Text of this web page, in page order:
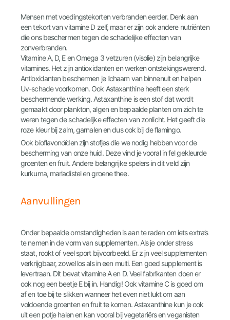
Mensen met voedingstekorten verbranden eerder. Denk aan
een tekort van vitamine D zelf, maar er zijn ook andere nutriënten
die ons beschermen tegen de schadelijke effecten van
zonverbranden.
Vitamine A, D, E en Omega 3 vetzuren (visolie) zijn belangrijke
vitamines. Het zijn antioxidanten en werken ontstekingswerend.
Antioxidanten beschermen je lichaam van binnenuit en helpen
Uv-schade voorkomen. Ook Astaxanthine heeft een sterk
beschermende werking. Astaxanthine is een stof dat wordt
gemaakt door plankton, algen en bepaalde planten om zich te
weren tegen de schadelijke effecten van zonlicht. Het geeft die
roze kleur bij zalm, garnalen en dus ook bij de flamingo.
Ook bioflavonoïden zijn stofjes die we nodig hebben voor de
bescherming van onze huid. Deze vind je vooral in fel gekleurde
groenten en fruit. Andere belangrijke spelers in dit veld zijn
kurkuma, mariadistel en groene thee.
Aanvullingen
Onder bepaalde omstandigheden is aan te raden om iets extra’s
te nemen in de vorm van supplementen. Als je onder stress
staat, rookt of veel sport bijvoorbeeld. Er zijn veel supplementen
verkrijgbaar, zowel los als in een multi. Een goed supplement is
levertraan. Dit bevat vitamine A en D. Veel fabrikanten doen er
ook nog een beetje E bij in. Handig! Ook vitamine C is goed om
af en toe bij te slikken wanneer het even niet lukt om aan
voldoende groenten en fruit te komen. Astaxanthine kun je ook
uit een potje halen en kan vooral bij vegetariërs en veganisten